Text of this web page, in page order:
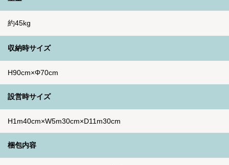
約45kg
収納時サイズ
H90cm×Φ70cm
設営時サイズ
H1m40cm×W5m30cm×D11m30cm
梱包内容